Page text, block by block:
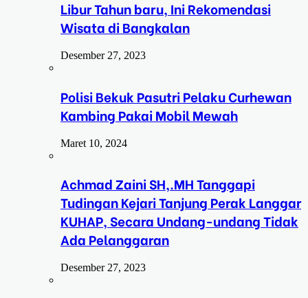
Libur Tahun baru, Ini Rekomendasi
Wisata di Bangkalan
Desember 27, 2023
Polisi Bekuk Pasutri Pelaku Curhewan
Kambing Pakai Mobil Mewah
Maret 10, 2024
Achmad Zaini SH,.MH Tanggapi
Tudingan Kejari Tanjung Perak Langgar
KUHAP, Secara Undang-undang Tidak
Ada Pelanggaran
Desember 27, 2023